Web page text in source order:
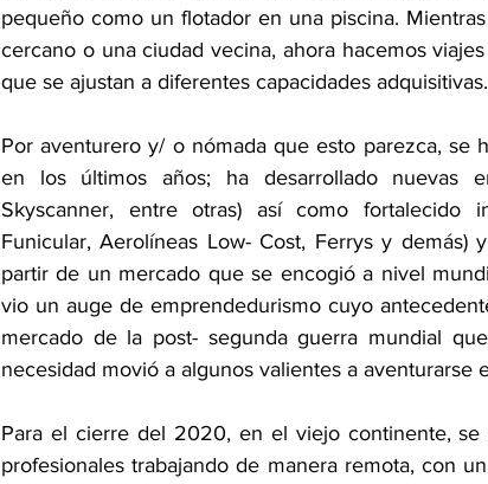
pequeño como un flotador en una piscina.
cercano o una ciudad vecina, ahora hacemos
que se ajustan a diferentes capacidades adquisitivas.
Por aventurero y/ o nómada que esto parezca, se
en los últimos años; ha desarrollado nuevas
Skyscanner, entre otras) así como fortalecido
Funicular, Aerolíneas Low- Cost, Ferrys y demás)
partir de un mercado que se encogió a nivel
vio un auge de emprendedurismo cuyo
mercado de la post- segunda guerra mundial
necesidad movió a algunos valientes a aventurarse
Para el cierre del 2020, en el viejo continente,
profesionales trabajando de manera remota, con